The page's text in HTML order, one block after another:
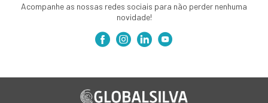
Acompanhe as nossas redes sociais para não perder nenhuma
novidade!